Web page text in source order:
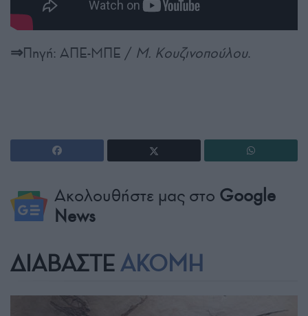
⇒Πηγή: ΑΠΕ-ΜΠΕ / Μ. Κουζινοπούλου.
Ακολουθήστε μας στο Google
News
ΔΙΑΒΑΣΤΕ ΑΚΟΜΗ